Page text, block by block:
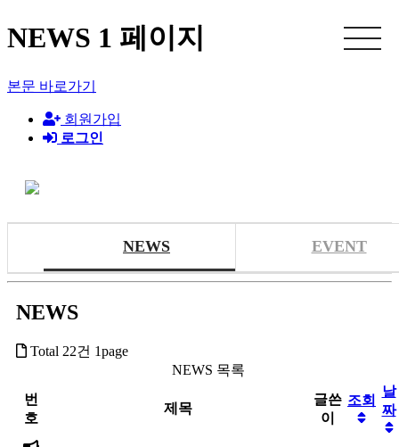
NEWS 1 페이지
본문 바로가기
회원가입
로그인
NEWS EVENT
NEWS
Total 22건 1page
NEWS 목록
번
호
제목
글쓴
이
조회
날
짜